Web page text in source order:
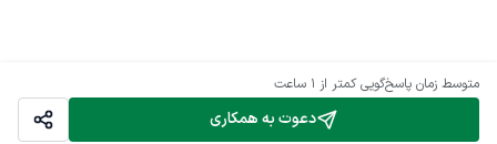
دعوت به همکاری
متوسط زمان پاسخ‌گویی کمتر از 1 ساعت